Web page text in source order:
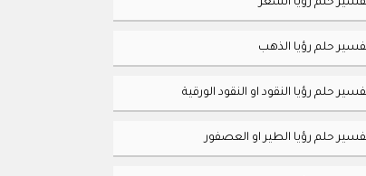
حلم رؤيا الشَعر
حلم رؤيا الذهب
حلم رؤيا النقود او النقود الورقية
حلم رؤيا الطير او العصفور